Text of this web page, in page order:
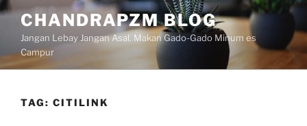
Skip
content
CHANDRAPZM BLOG
Jangan Lebay Jangan Asal. Makan Gado-Gado Minum es
Campur
TAG: CITILINK